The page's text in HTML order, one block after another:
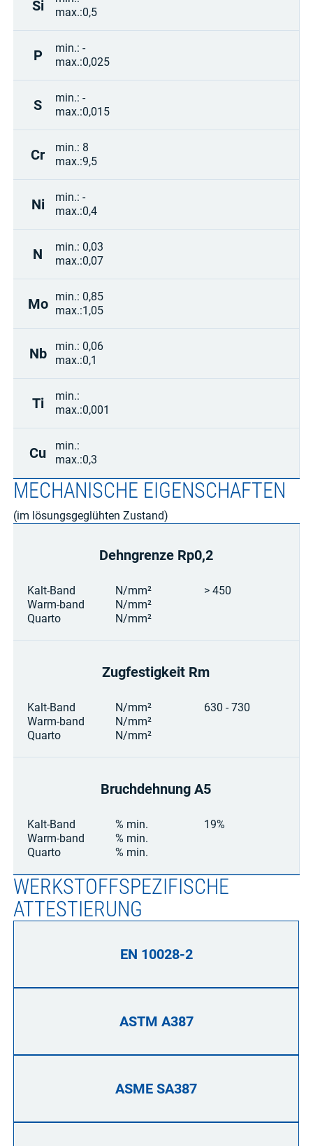
Si
max.:0,5
P
min.:
max.:
-
0,025
S
min.:
max.:
-
0,015
Cr
min.:
max.:
8
9,5
Ni
min.:
max.:
-
0,4
N
min.:
max.:
0,03
0,07
Mo min.:
max.:
0,85
1,05
Nb
min.:
max.:
0,06
0,1
Ti
min.:
max.:0,001
Cu
min.:
max.:0,3
MECHANISCHE EIGENSCHAFTEN
(im lösungsgeglühten Zustand)
Kalt-Band
Warm-band
Quarto
Dehngrenze Rp0,2
N/mm²
N/mm²
N/mm²
> 450
Kalt-Band
Warm-band
Quarto
Zugfestigkeit Rm
N/mm²
N/mm²
N/mm²
630 - 730
Kalt-Band
Warm-band
Quarto
Bruchdehnung A5
% min.
% min.
% min.
19%
WERKSTOFFSPEZIFISCHE
ATTESTIERUNG
EN 10028-2
ASTM A387
ASME SA387